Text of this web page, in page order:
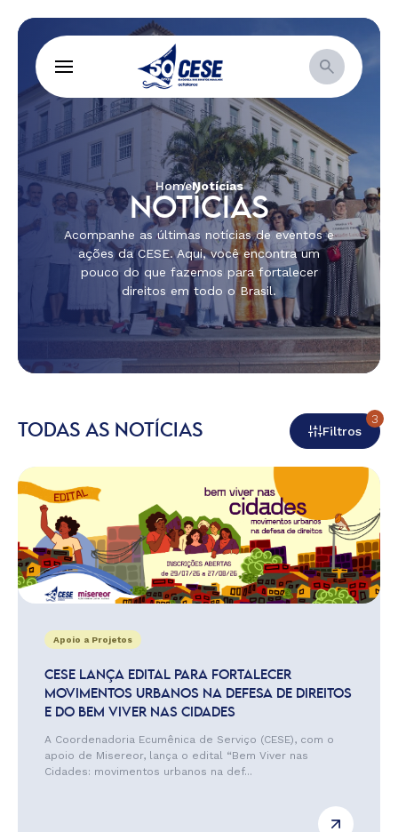
HomeNotícias
NOTÍCIAS
Acompanhe as últimas notícias de eventos e
ações da CESE. Aqui, você encontra um
pouco do que fazemos para fortalecer
direitos em todo o Brasil.
TODAS AS NOTÍCIAS Filtros
3
Apoio a Projetos
CESE LANÇA EDITAL PARA FORTALECER
MOVIMENTOS URBANOS NA DEFESA DE DIREITOS
E DO BEM VIVER NAS CIDADES
A Coordenadoria Ecumênica de Serviço (CESE), com o
apoio de Misereor, lança o edital “Bem Viver nas
Cidades: movimentos urbanos na def...